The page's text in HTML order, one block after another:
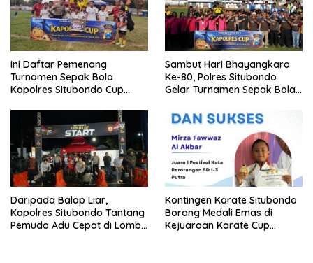
Ini Daftar Pemenang
Turnamen Sepak Bola
Kapolres Situbondo Cup
10 Tahun
Sambut Hari Bhayangkara
Ke-80, Polres Situbondo
Gelar Turnamen Sepak Bola
Daripada Balap Liar,
Kapolres Situbondo Tantang
Pemuda Adu Cepat di Lomba
Kontingen Karate Situbondo
Borong Medali Emas di
Kejuaraan Karate Cup